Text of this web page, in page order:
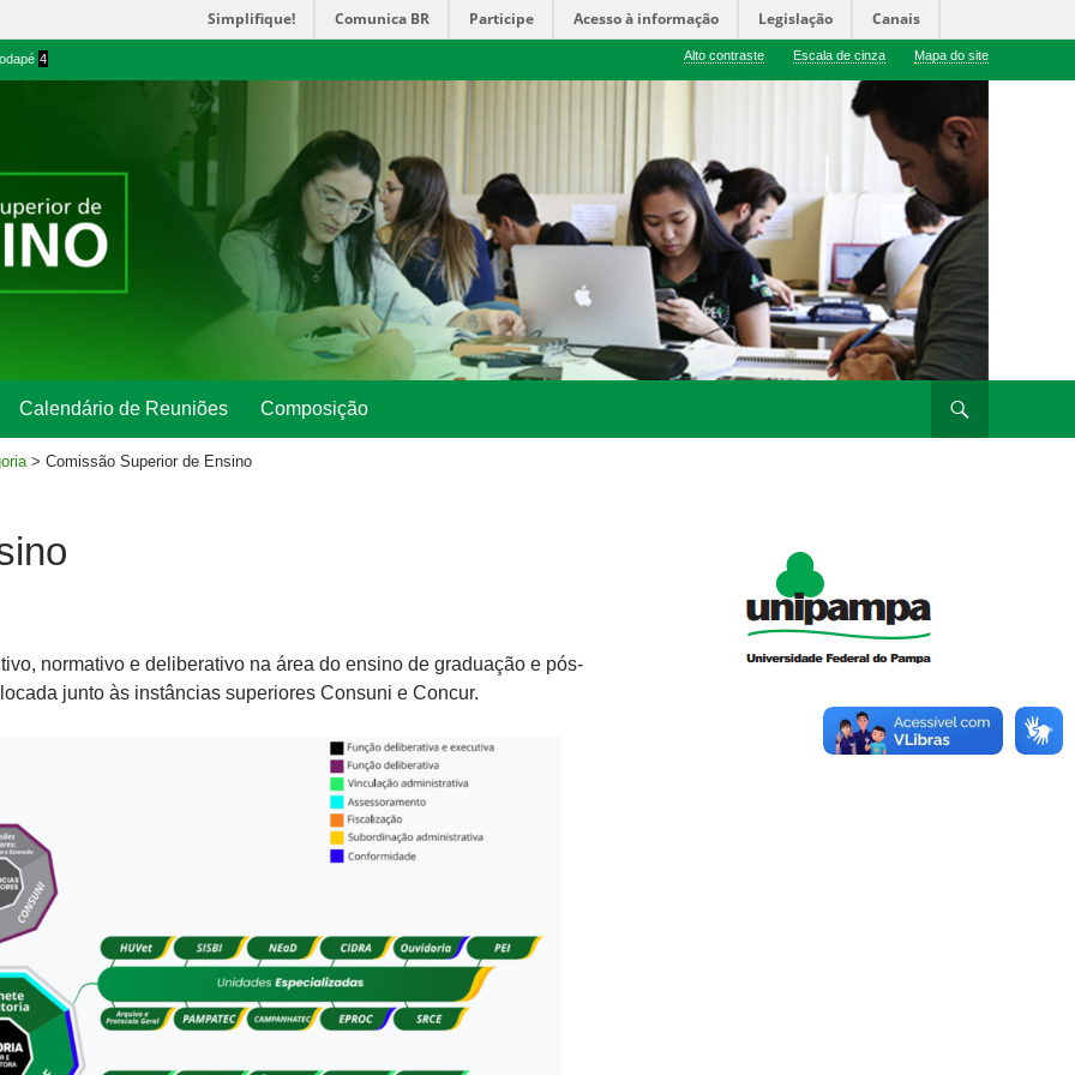
Simplifique! Comunica BR Participe Acesso à informação Legislação
Canais
4 Alto contraste Escala de cinza Mapa do site
Calendário de Reuniões Composição
> Comissão Superior de Ensino
normativo e deliberativo na área do ensino de graduação e pós-
junto às instâncias superiores Consuni e Concur.